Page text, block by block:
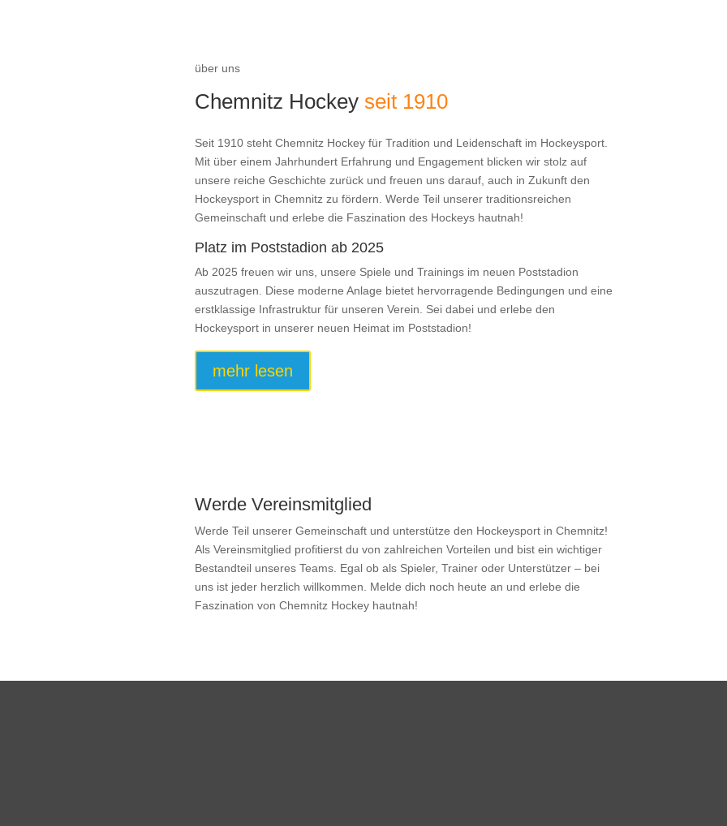
über uns
Chemnitz Hockey seit 1910
Seit 1910 steht Chemnitz Hockey für Tradition und Leidenschaft im Hockeysport.
Mit über einem Jahrhundert Erfahrung und Engagement blicken wir stolz auf
unsere reiche Geschichte zurück und freuen uns darauf, auch in Zukunft den
Hockeysport in Chemnitz zu fördern. Werde Teil unserer traditionsreichen
Gemeinschaft und erlebe die Faszination des Hockeys hautnah!
Platz im Poststadion ab 2025
Ab 2025 freuen wir uns, unsere Spiele und Trainings im neuen Poststadion
auszutragen. Diese moderne Anlage bietet hervorragende Bedingungen und eine
erstklassige Infrastruktur für unseren Verein. Sei dabei und erlebe den
Hockeysport in unserer neuen Heimat im Poststadion!
mehr lesen
Werde Vereinsmitglied
Werde Teil unserer Gemeinschaft und unterstütze den Hockeysport in Chemnitz!
Als Vereinsmitglied profitierst du von zahlreichen Vorteilen und bist ein wichtiger
Bestandteil unseres Teams. Egal ob als Spieler, Trainer oder Unterstützer – bei
uns ist jeder herzlich willkommen. Melde dich noch heute an und erlebe die
Faszination von Chemnitz Hockey hautnah!